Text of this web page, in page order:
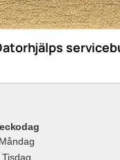
Tisdag